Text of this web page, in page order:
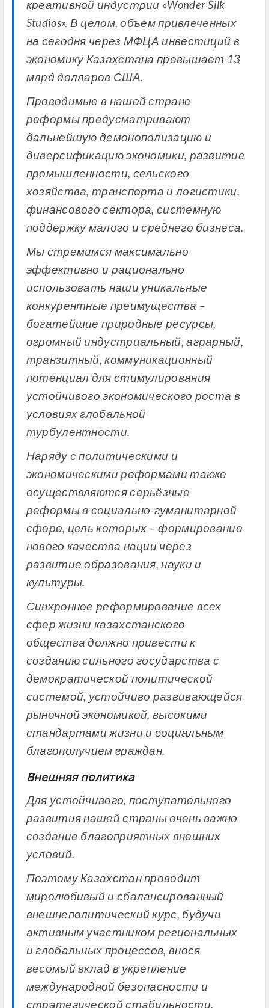
креативной индустрии «Wonder Silk
Studios». В целом, объем привлеченных
на сегодня через МФЦА инвестиций в
экономику Казахстана превышает 13
млрд долларов США.
Проводимые в нашей стране
реформы предусматривают
дальнейшую демонополизацию и
диверсификацию экономики, развитие
промышленности, сельского
хозяйства, транспорта и логистики,
финансового сектора, системную
поддержку малого и среднего бизнеса.
Мы стремимся максимально
эффективно и рационально
использовать наши уникальные
конкурентные преимущества –
богатейшие природные ресурсы,
огромный индустриальный, аграрный,
транзитный, коммуникационный
потенциал для стимулирования
устойчивого экономического роста в
условиях глобальной
турбулентности.
Наряду с политическими и
экономическими реформами также
осуществляются серьёзные
реформы в социально-гуманитарной
сфере, цель которых – формирование
нового качества нации через
развитие образования, науки и
культуры.
Синхронное реформирование всех
сфер жизни казахстанского
общества должно привести к
созданию сильного государства с
демократической политической
системой, устойчиво развивающейся
рыночной экономикой, высокими
стандартами жизни и социальным
благополучием граждан.
Внешняя политика
Для устойчивого, поступательного
развития нашей страны очень важно
создание благоприятных внешних
условий.
Поэтому Казахстан проводит
миролюбивый и сбалансированный
внешнеполитический курс, будучи
активным участником региональных
и глобальных процессов, внося
весомый вклад в укрепление
международной безопасности и
стратегической стабильности.